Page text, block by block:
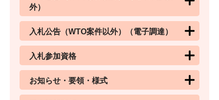
外）
入札公告（WTO案件以外）（電子調達）
入札参加資格
お知らせ・要領・様式